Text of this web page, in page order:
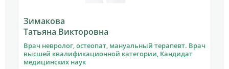
Зимакова
Татьяна Викторовна
Врач невролог, остеопат, мануальный терапевт. Врач
высшей квалификацион­ной категории, Кандидат
медицинских наук